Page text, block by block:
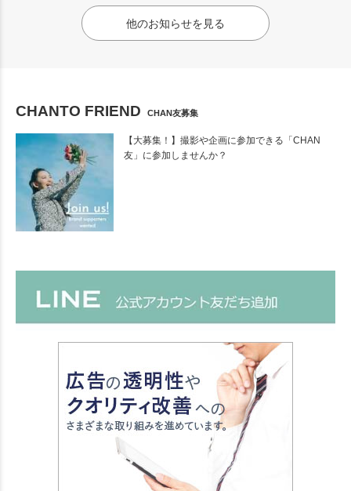
他のお知らせを見る
CHANTO FRIEND CHAN友募集
【大募集！】撮影や企画に参加できる「CHAN
友」に参加しませんか？